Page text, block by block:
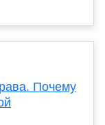
Почему